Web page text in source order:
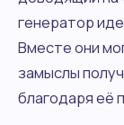
генератор
Вместе они
замыслы
благодаря её